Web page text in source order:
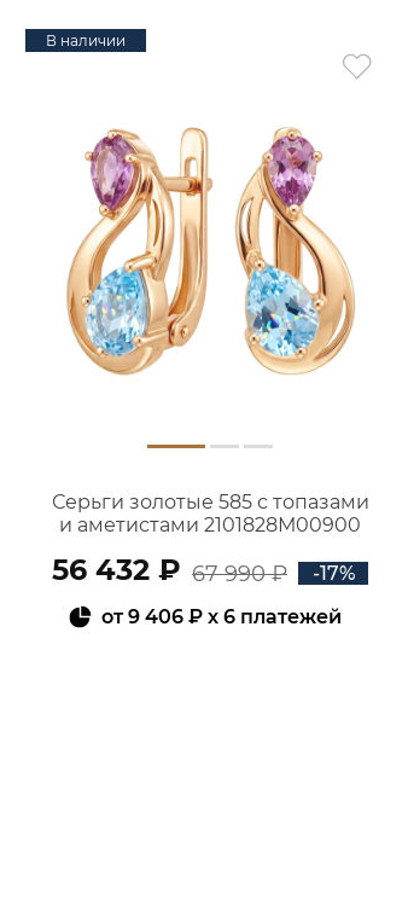
В наличии
Серьги золотые 585 с топазами
и аметистами 2101828М00900
56 432 ₽ 67 990 ₽
-17%
от9 406 ₽ x 6 платежей